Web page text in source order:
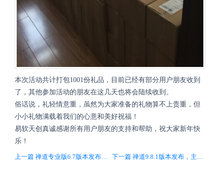
本次活动共计打包1001份礼品，目前已经有部分用户朋友收到
了，其他参加活动的朋友在这几天也将会陆续收到。
俗话说，礼轻情意重，虽然为大家准备的礼物算不上贵重，但
小小礼物满载着我们的心意和美好祝福！
易软天创真诚感谢所有用户朋友的支持和帮助，祝大家新年快
乐！